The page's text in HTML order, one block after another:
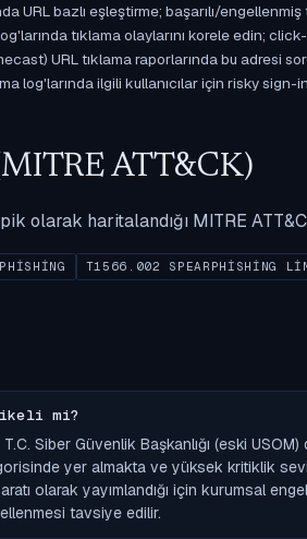
bazlı eşleştirme; başarılı/engellenmiş
tıklama olaylarını korele edin;
URL tıklama raporlarında bu adresi
log'larında ilgili kullanıcılar için risky sign-
ATT&CK)
olarak haritalandığı MITRE
T1566.002 SPEARPHISHING
mi?
Siber Güvenlik Başkanlığı (eski USOM)
yer almakta ve yüksek kritiklik
olarak yayımlandığı için kurumsal
tavsiye edilir.